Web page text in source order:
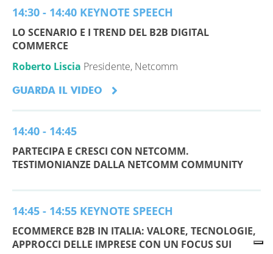
14:30 - 14:40 KEYNOTE SPEECH
LO SCENARIO E I TREND DEL B2B DIGITAL
COMMERCE
Roberto Liscia Presidente, Netcomm
GUARDA IL VIDEO
14:40 - 14:45
PARTECIPA E CRESCI CON NETCOMM.
TESTIMONIANZE DALLA NETCOMM COMMUNITY
14:45 - 14:55 KEYNOTE SPEECH
ECOMMERCE B2B IN ITALIA: VALORE, TECNOLOGIE,
APPROCCI DELLE IMPRESE CON UN FOCUS SUI